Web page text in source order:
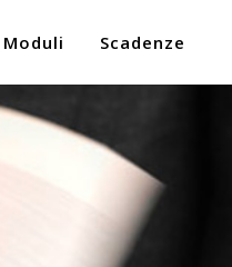
Moduli Scadenze